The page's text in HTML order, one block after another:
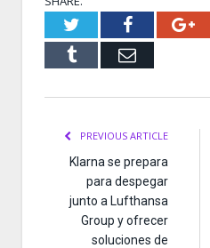
TwitterFacebook
Tumblr Email
PREVIOUS ARTICLE
Klarna se prepara
para despegar
junto a Lufthansa
Group y ofrecer
soluciones de